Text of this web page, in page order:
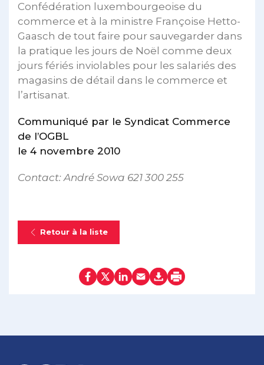
Confédération luxembourgeoise du
commerce et à la ministre Françoise Hetto-
Gaasch de tout faire pour sauvegarder dans
la pratique les jours de Noël comme deux
jours fériés inviolables pour les salariés des
magasins de détail dans le commerce et
l’artisanat.
Communiqué par le Syndicat Commerce
de l’OGBL
le 4 novembre 2010
Contact: André Sowa 621 300 255
Retour à la liste